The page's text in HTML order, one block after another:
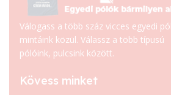
Válogass a több száz vicces egyedi
mintáink közül. Válassz a több típusú
pólóink, pulcsink között.
Kövess minket